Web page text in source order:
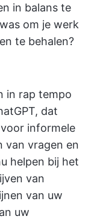
in balans te
om je werk
te behalen?
in rap tempo
dat
informele
van vragen en
helpen bij het
van
van uw
uw